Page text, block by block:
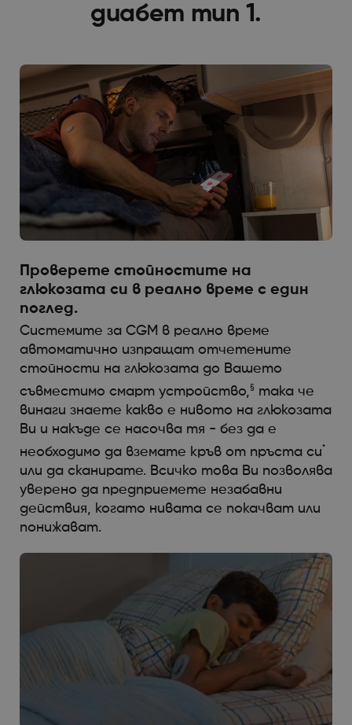
диабет тип 1.
Проверете стойностите на
глюкозата си в реално време с един
поглед.
Системите за CGM в реално време
автоматично изпращат отчетените
стойности на глюкозата до Вашето
съвместимо смарт устройство,§
така че
винаги знаете какво е нивото на глюкозата
Ви и накъде се насочва тя - без да е
необходимо да вземате кръв от пръста си*
или да сканирате. Всичко това Ви позволява
уверено да предприемете незабавни
действия, когато нивата се покачват или
понижават.